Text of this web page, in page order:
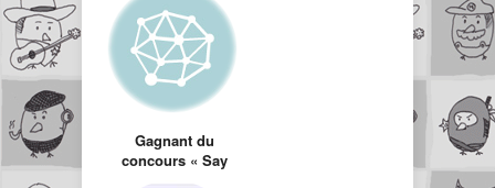
Gagnant du
concours « Say